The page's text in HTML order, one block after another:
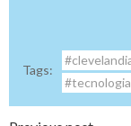
Tags:
#tecnologia